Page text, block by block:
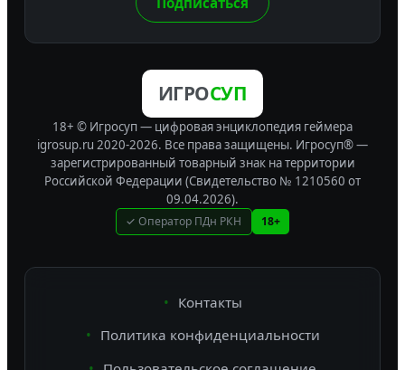
ИГРОСУП
18+ © Игросуп — цифровая энциклопедия геймера
igrosup.ru 2020-2026. Все права защищены. Игросуп® —
зарегистрированный товарный знак на территории
Российской Федерации (Свидетельство № 1210560 от
09.04.2026).
✓ Оператор ПДн РКН 18+
Контакты
Политика конфиденциальности